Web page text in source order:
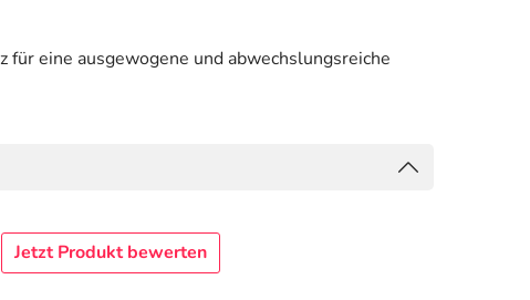
eine ausgewogene und abwechslungsreiche
Jetzt Produkt bewerten